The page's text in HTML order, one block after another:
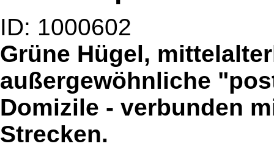
ID: 1000602
Grüne Hügel,
außergewöhnliche
Domizile - verbunden
Strecken.